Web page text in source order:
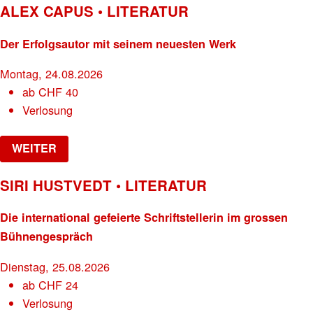
ALEX CAPUS • LITERATUR
Der Erfolgsautor mit seinem neuesten Werk
Montag, 24.08.2026
abCHF 40
Verlosung
WEITER
SIRI HUSTVEDT • LITERATUR
Die international gefeierte Schriftstellerin im grossen
Bühnengespräch
Dienstag, 25.08.2026
abCHF 24
Verlosung